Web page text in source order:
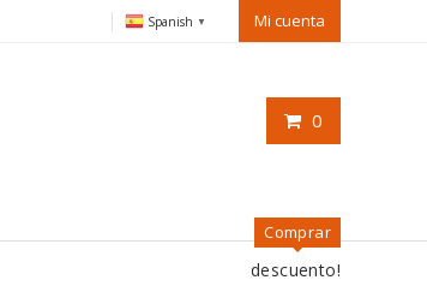
Spanish ▼ Mi cuenta
0
Comprar
descuento!